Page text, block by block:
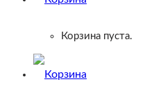
Корзина пуста.